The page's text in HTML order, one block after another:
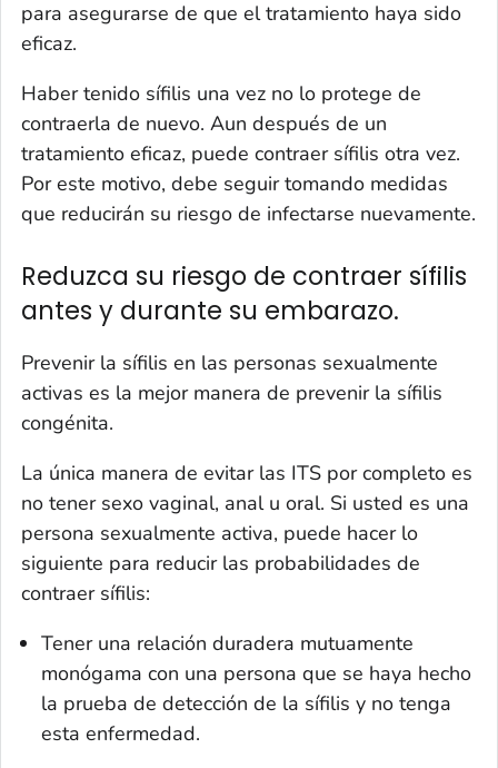
para asegurarse de que el tratamiento haya sido
eficaz.
Haber tenido sífilis una vez no lo protege de
contraerla de nuevo. Aun después de un
tratamiento eficaz, puede contraer sífilis otra vez.
Por este motivo, debe seguir tomando medidas
que reducirán su riesgo de infectarse nuevamente.
Reduzca su riesgo de contraer sífilis
antes y durante su embarazo.
Prevenir la sífilis en las personas sexualmente
activas es la mejor manera de prevenir la sífilis
congénita.
La única manera de evitar las ITS por completo es
no tener sexo vaginal, anal u oral. Si usted es una
persona sexualmente activa, puede hacer lo
siguiente para reducir las probabilidades de
contraer sífilis:
Tener una relación duradera mutuamente
monógama con una persona que se haya hecho
la prueba de detección de la sífilis y no tenga
esta enfermedad.